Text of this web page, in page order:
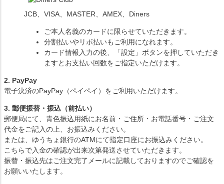
JCB、VISA、MASTER、AMEX、Diners
ご本人名義のカードに限らせていただきます。
分割払いやリボ払いもご利用になれます。
カード情報入力の後、「設定」ボタンを押していただき
ますとお支払い回数をご指定いただけます。
2. PayPay
電子決済のPayPay（ペイペイ）をご利用いただけます。
3. 郵便振替・振込（前払い）
郵便局にて、青色振込用紙にお名前・ご住所・お電話番号・ご注文
代金をご記入の上、お振込みください。
または、ゆうちょ銀行のATMにて指定口座にお振込みください。
こちらで入金の確認が出来次第発送させていただきます。
振替・振込先はご注文完了メールに記載しておりますのでご確認を
お願いいたします。